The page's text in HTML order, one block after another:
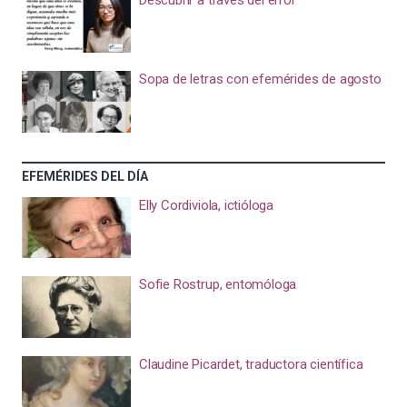
Sopa de letras con efemérides de agosto
EFEMÉRIDES DEL DÍA
Elly Cordiviola, ictióloga
Sofie Rostrup, entomóloga
Claudine Picardet, traductora científica